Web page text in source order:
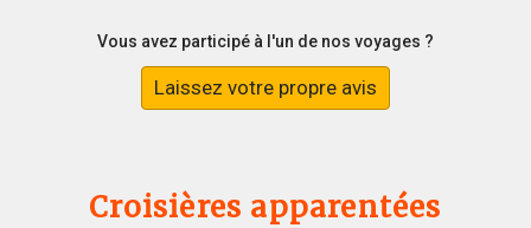
Vous avez participé à l'un de nos voyages ?
Laissez votre propre avis
Croisières apparentées